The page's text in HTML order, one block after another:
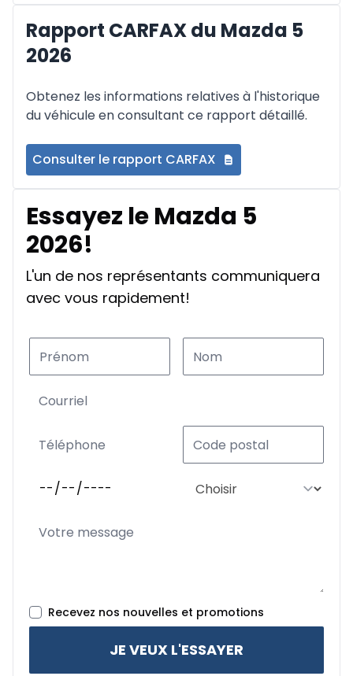
Rapport CARFAX du Mazda 5
2026
Obtenez les informations relatives à l'historique
du véhicule en consultant ce rapport détaillé.
Consulter le rapport CARFAX
Essayez le Mazda 5
2026!
L'un de nos représentants communiquera
avec vous rapidement!
Recevez nos nouvelles et promotions
JE VEUX L'ESSAYER